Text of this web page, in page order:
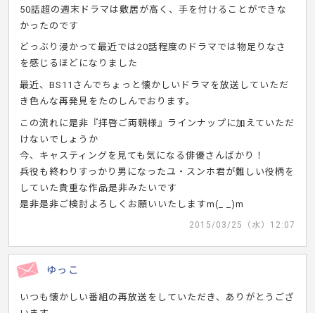
50話超の週末ドラマは敷居が高く、手を付けることができな
かったのです
どっぶり浸かって最近では20話程度のドラマでは物足りなさ
を感じるほどになりました
最近、BS11さんでちょっと懐かしいドラマを放送していただ
き色んな再発見をたのしんでおります。
この流れに是非『拝啓ご両親様』ラインナップに加えていただ
けないでしょうか
今、キャスティングを見ても気になる俳優さんばかり！
兵役も終わりすっかり男になったユ・スンホ君が難しい役柄を
していた貴重な作品是非みたいです
是非是非ご検討よろしくお願いいたしますm(_ _)m
2015/03/25（水）12:07
ゆっこ
いつも懐かしい番組の再放送をしていただき、ありがとうござ